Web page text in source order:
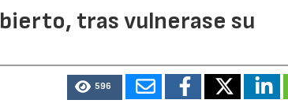
tras vulnerase su
596